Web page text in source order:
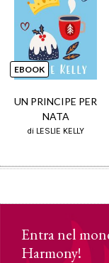
EBOOK
UN PRINCIPE PER
NATA
di LESLIE KELLY
Entra nel
Harmony!